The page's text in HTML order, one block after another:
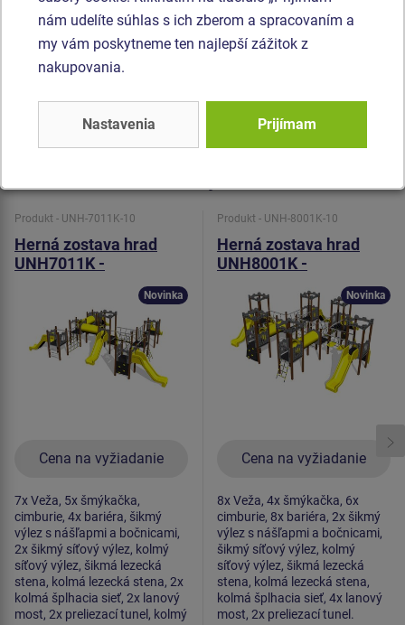
šetrný povrch pre kožu na rukách. Preliezacie tunel je
vyrobený z HDPE (celo zafarbený polyetylén, ktorý sa
vyznačuje vysokou farebnou stálosťou a odolnosťou proti
alebo nerezový.
Produkt - UNH-7011K-10
Herná zostava hrad
UNH7011K -
Cena na vyžiadanie
Novinka
7x Veža, 5x šmýkačka,
cimburie, 4x bariéra, šikmý
výlez s nášľapmi a bočnicami,
2x šikmý síťový výlez, kolmý
síťový výlez, šikmá lezecká
stena, kolmá lezecká stena, 2x
kolmá šplhacia sieť, 2x lanový
most, 2x preliezací tunel, kolmý
Produkt - UNH-8001K-10
Herná zostava hrad
UNH8001K -
Cena na vyžiadanie
Novinka
8x Veža, 4x šmýkačka, 6x
cimburie, 8x bariéra, 2x šikmý
výlez s nášľapmi a bočnicami,
šikmý síťový výlez, kolmý
síťový výlez, šikmá lezecká
stena, kolmá lezecká stena,
kolmá šplhacia sieť, 4x lanový
most, 2x preliezací tunel.
nám udelíte súhlas s ich zberom a spracovaním a
my vám poskytneme ten najlepší zážitok z
nakupovania.
Nastavenia Prijímam